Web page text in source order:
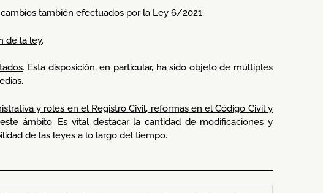
también efectuados por la Ley 6/2021.
de la ley.
. Esta disposición, en particular, ha sido objeto de múltiples
y roles en el Registro Civil, reformas en el Código Civil y
ámbito. Es vital destacar la cantidad de modificaciones y
de las leyes a lo largo del tiempo.